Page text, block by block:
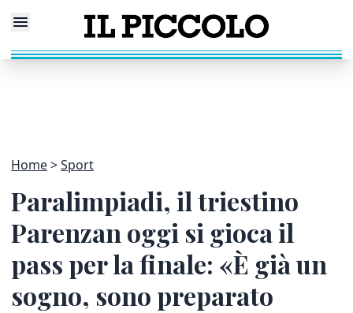
Home Sport
Paralimpiadi, il triestino
Parenzan oggi si gioca il
pass per la finale: «È già un
sogno, sono preparato